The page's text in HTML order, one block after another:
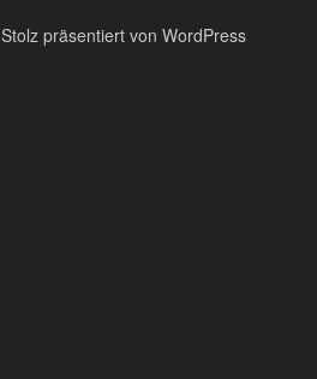
Stolz präsentiert von WordPress